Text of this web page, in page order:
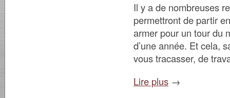
Il y a de nombreuses
permettront de partir
armer pour un tour du
d’une année. Et cela,
vous tracasser, de
Lire plus →